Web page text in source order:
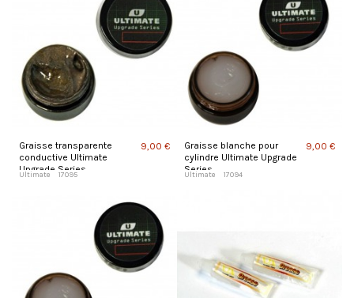
Graisse transparente
conductive Ultimate
Upgrade Series
Ultimate 17095
9,00 €
Graisse blanche pour
cylindre Ultimate Upgrade
Series
Ultimate 17094
9,00 €